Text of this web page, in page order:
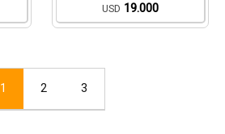
USD 19.000
1 2 3